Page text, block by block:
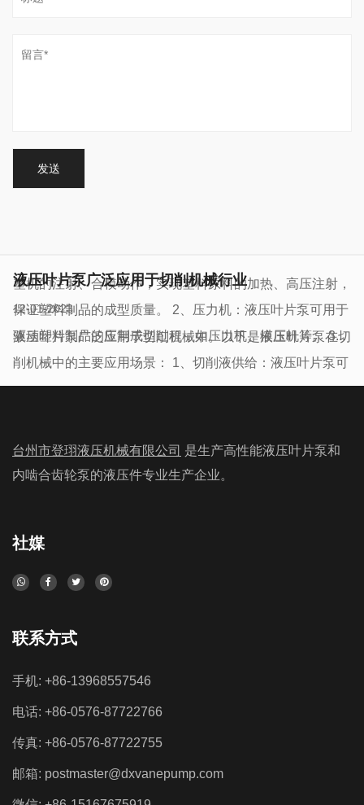
料机械中的主要应用场景： 1、注塑机：液压叶片泵驱动注
削机械中的主要应用场景： 1、切削液供给：液压叶片泵可
以提供高压切削液，用于冷却和润滑切削刀具和工件，有效
液压叶片泵在塑料机械中的广泛应用
塑机的注射、合模动作，实现塑料原料的加热、高压注射，
保证塑料制品的成型质量。 2、压力机：液压叶片泵可用于
驱动塑料制品的压制成型过程，如压力机、模压机等。 3...
液压叶片泵广泛应用于切削机械行业
12-01-2023
液压叶片泵广泛应用于切削机械中。以下是液压叶片泵在切
削机械中的主要应用场景： 1、切削液供给：液压叶片泵可
以提供高压切削液，用于冷却和润滑切削刀具和工件，有效
送：液压叶片泵可将剪切残渣或废料输送至储存或加工设
备，减少人工搬...
液压叶片泵在塑料机械中的广泛应用
液压叶片泵广泛应用于塑料机械中。以下是液压叶片泵在塑
料机械中的主要应用场景： 1、注塑机：液压叶片泵驱动注
液压叶片泵广泛应用于切削机械中。以下是液压叶片泵在切
削机械中的主要应用场景： 1、切削液供给：液压叶片泵可
减少摩擦和热量，提高切削质量和刀具寿命。 2、物料输
备，减少人工搬...
台州市登珝液压机械有限公司 是生产高性能液压叶片泵和
内啮合齿轮泵的液压件专业生产企业。
社媒
联系方式
手机: +86-13968557546
电话: +86-0576-87722766
传真: +86-0576-87722755
邮箱: postmaster@dxvanepump.com